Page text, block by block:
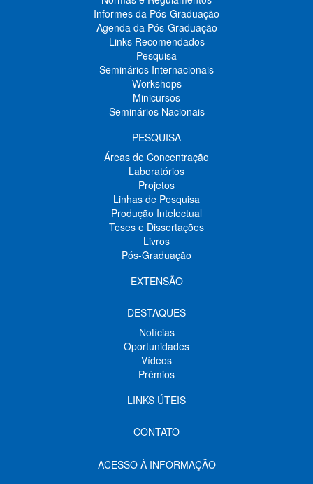
Informes da Pós-Graduação
Agenda da Pós-Graduação
Links Recomendados
Pesquisa
Seminários Internacionais
Workshops
Minicursos
Seminários Nacionais
PESQUISA
Áreas de Concentração
Laboratórios
Projetos
Linhas de Pesquisa
Produção Intelectual
Teses e Dissertações
Livros
Pós-Graduação
EXTENSÃO
DESTAQUES
Notícias
Oportunidades
Vídeos
Prêmios
LINKS ÚTEIS
CONTATO
ACESSO À INFORMAÇÃO